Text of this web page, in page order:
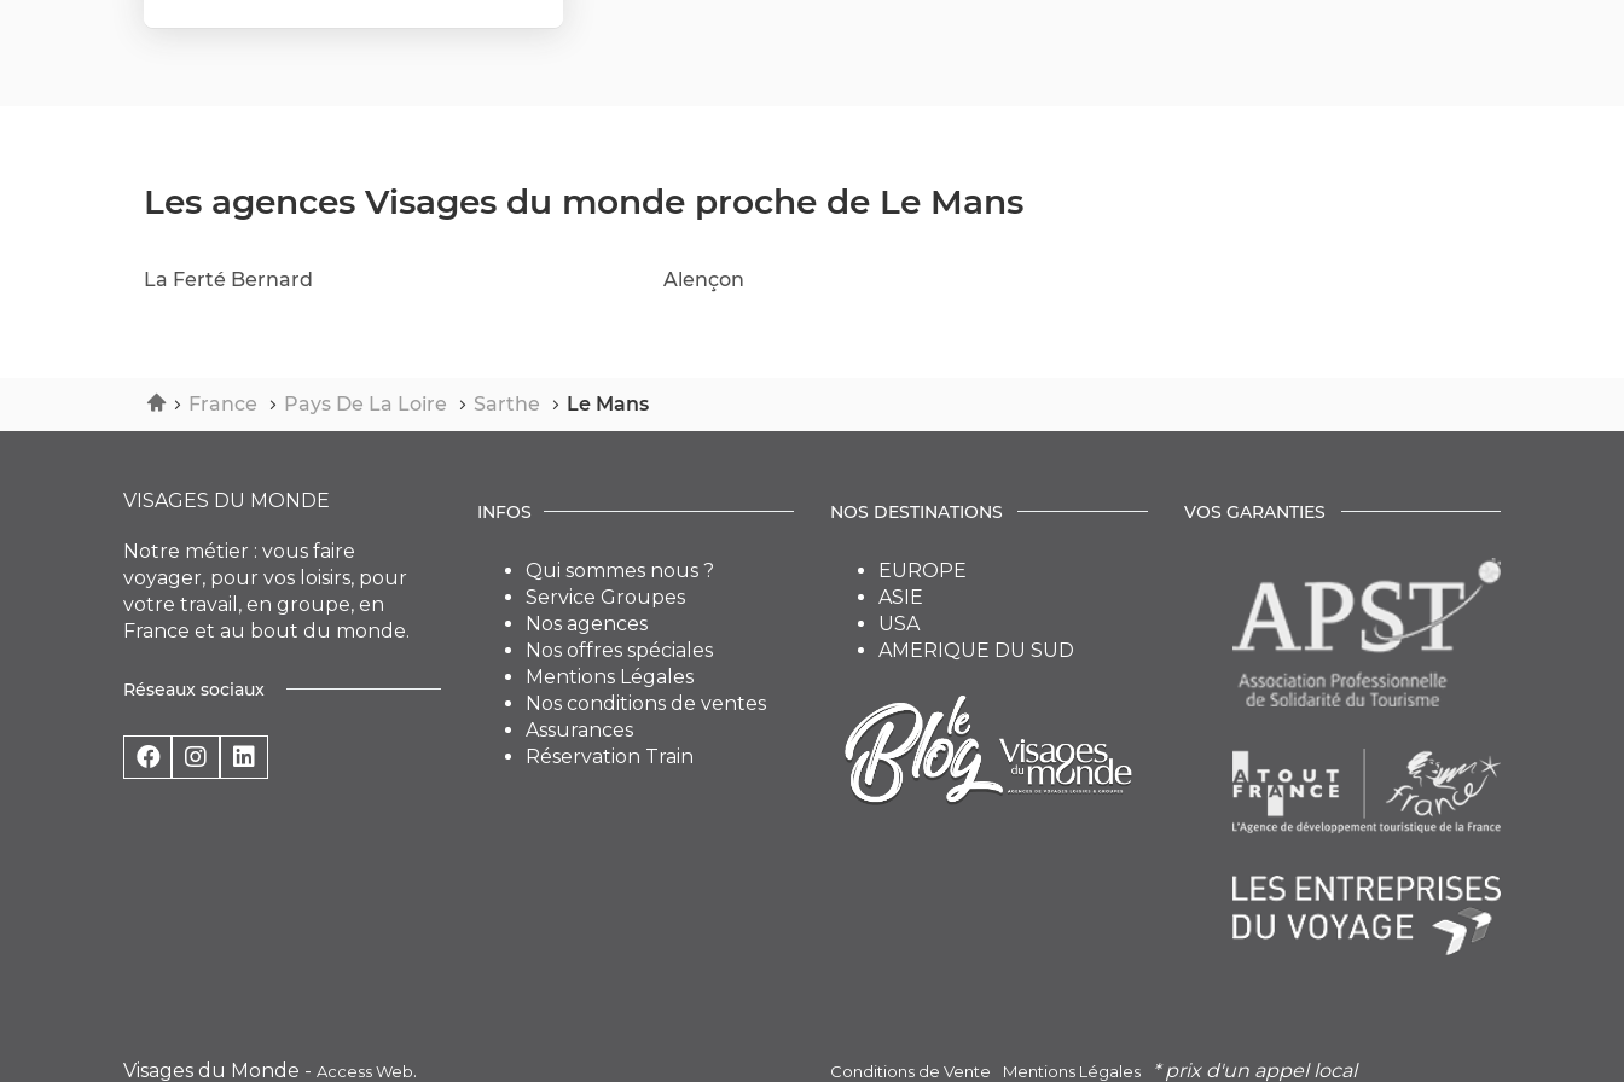
VISAGES
DU
MANS
Les agences Visages du monde proche de Le Mans
La Ferté Bernard Alençon
AccueilFrance Pays De La Loire Sarthe Le Mans
VISAGES DU MONDE
Notre métier : vous faire
voyager, pour vos loisirs, pour
votre travail, en groupe, en
France et au bout du monde.
Réseaux sociaux
INFOS
Qui sommes nous ?
Service Groupes
Nos agences
Nos offres spéciales
Mentions Légales
Nos conditions de ventes
Assurances
Réservation Train
NOS DESTINATIONS
EUROPE
ASIE
USA
AMERIQUE DU SUD
VOS GARANTIES
Visages du Monde - Access Web. Conditions de Vente Mentions Légales * prix d'un appel local